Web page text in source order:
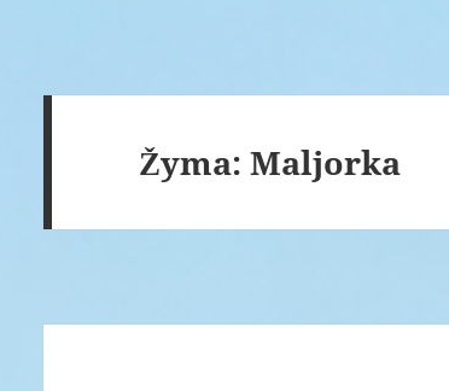
Žyma:Maljorka